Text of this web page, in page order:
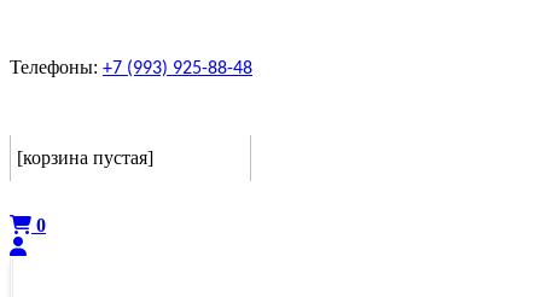
Телефоны: +7 (993) 925-88-48
[корзина пустая]
0